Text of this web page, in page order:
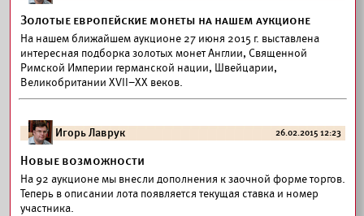
Золотые европейские монеты на нашем аукционе
На нашем ближайшем аукционе 27 июня 2015 г. выставлена
интересная подборка золотых монет Англии, Священной
Римской Империи германской нации, Швейцарии,
Великобритании XVII–XX веков.
Игорь Лаврук 26.02.2015 12:23
Новые возможности
На 92 аукционе мы внесли дополнения к заочной форме торгов.
Теперь в описании лота появляется текущая ставка и номер
участника.